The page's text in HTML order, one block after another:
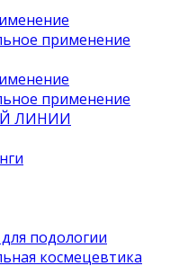
применение
применение
ЛИНИИ
подологии
космецевтика